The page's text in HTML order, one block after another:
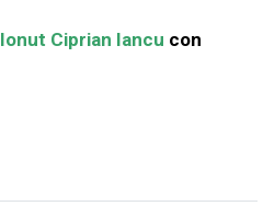
Ionut Ciprian Iancu con